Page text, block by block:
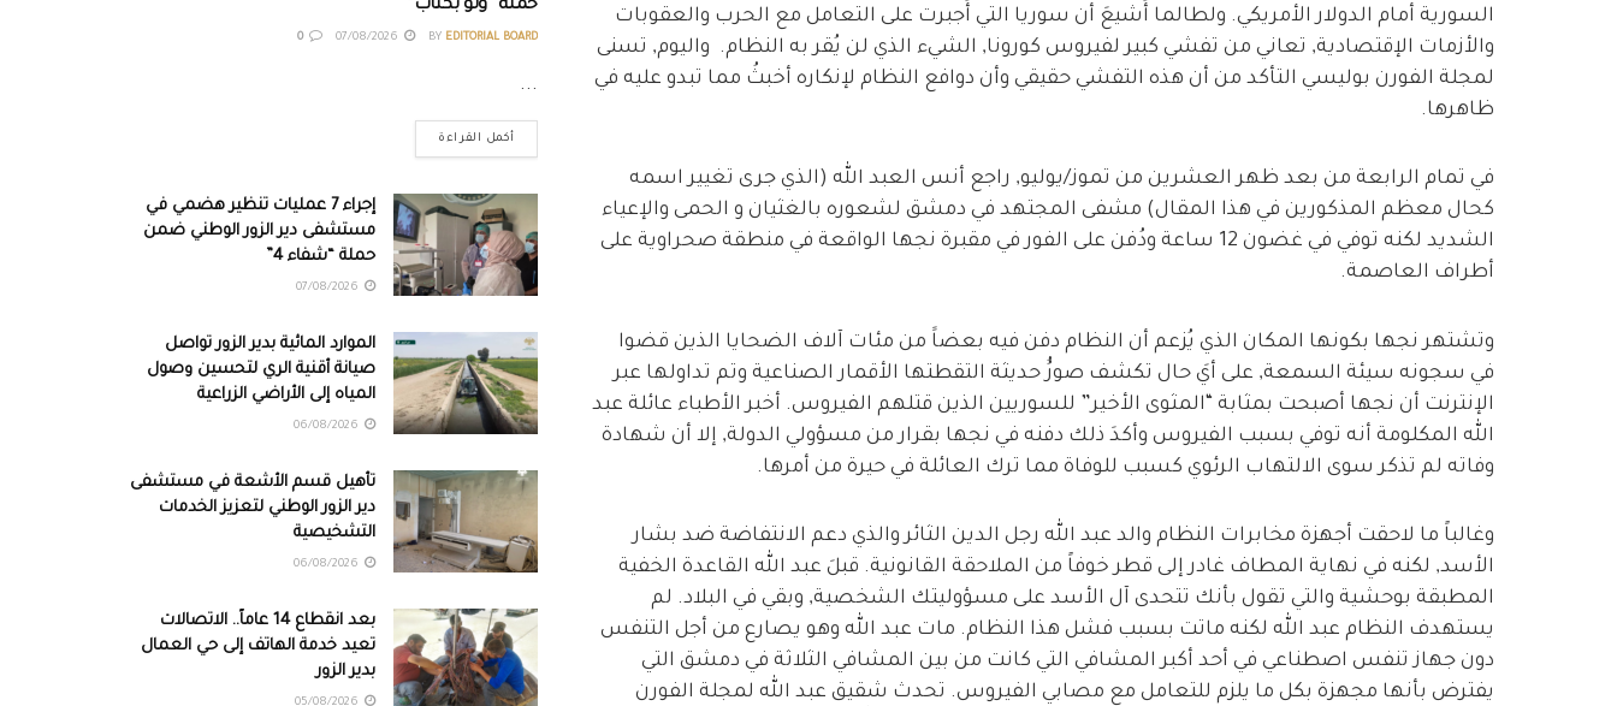
السورية أمام الدولار الأمريكي. ولطالما أُشيعَ أن سوريا التي أُجبرت على التعامل مع الحرب والعقوبات
والأزمات الإقتصادية, تعاني من تفشي كبير لفيروس كورونا, الشيء الذي لن يُقر به النظام. واليوم, تسنى
لمجلة الفورن بوليسي التأكد من أن هذه التفشي حقيقي وأن دوافع النظام لإنكاره أخبثُ مما تبدو عليه في
ظاهرها.
في تمام الرابعة من بعد ظهر العشرين من تموز/يوليو, راجع أنس العبد الله (الذي جرى تغيير اسمه
كحال معظم المذكورين في هذا المقال) مشفى المجتهد في دمشق لشعوره بالغثيان و الحمى والإعياء
الشديد لكنه توفي في غضون 12 ساعة ودُفن على الفور في مقبرة نجها الواقعة في منطقة صحراوية على
أطراف العاصمة.
وتشتهر نجها بكونها المكان الذي يُزعم أن النظام دفن فيه بعضاََ من مئات آلاف الضحايا الذين قضوا
في سجونه سيئة السمعة, على أيَ حال تكشف صورُُ حديثة التقطتها الأقمار الصناعية وتم تداولها عبر
الإنترنت أن نجها أصبحت بمثابة “المثوى الأخير” للسوريين الذين قتلهم الفيروس. أخبر الأطباء عائلة عبد
الله المكلومة أنه توفي بسبب الفيروس وأكدَ ذلك دفنه في نجها بقرار من مسؤولي الدولة, إلا أن شهادة
وفاته لم تذكر سوى الالتهاب الرئوي كسبب للوفاة مما ترك العائلة في حيرة من أمرها.
وغالباً ما لاحقت أجهزة مخابرات النظام والد عبد الله رجل الدين الثائر والذي دعم الانتفاضة ضد بشار
الأسد, لكنه في نهاية المطاف غادر إلى قطر خوفاً من الملاحقة القانونية. قبلَ عبد الله القاعدة الخفية
المطبقة بوحشية والتي تقول بأنك تتحدى آل الأسد على مسؤوليتك الشخصية, وبقي في البلاد. لم
يستهدف النظام عبد الله لكنه ماتت بسبب فشل هذا النظام. مات عبد الله وهو يصارع من أجل التنفس
دون جهاز تنفس اصطناعي في أحد أكبر المشافي التي كانت من بين المشافي الثلاثة في دمشق التي
يفترض بأنها مجهزة بكل ما يلزم للتعامل مع مصابي الفيروس. تحدث شقيق عبد الله لمجلة الفورن
حملة “ولو بكتاب”
BY EDITORIAL BOARD
0
...
أكمل القراءة
إجراء 7 عمليات تنظير هضمي في
مستشفى دير الزور الوطني ضمن
حملة “شفاء 4”
الموارد المائية بدير الزور تواصل
صيانة أقنية الري لتحسين وصول
المياه إلى الأراضي الزراعية
تأهيل قسم الأشعة في مستشفى
دير الزور الوطني لتعزيز الخدمات
التشخيصية
بعد انقطاع 14 عاماً.. الاتصالات
تعيد خدمة الهاتف إلى حي العمال
بدير الزور